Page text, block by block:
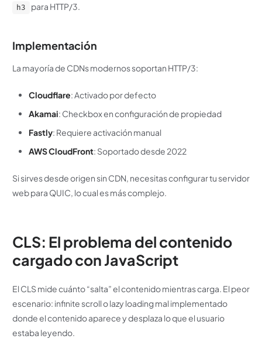
h3 para HTTP/3.
Implementación
La mayoría de CDNs modernos soportan HTTP/3:
Cloudflare: Activado por defecto
Akamai: Checkbox en configuración de propiedad
Fastly: Requiere activación manual
AWS CloudFront: Soportado desde 2022
Si sirves desde origen sin CDN, necesitas configurar tu servidor
web para QUIC, lo cual es más complejo.
CLS: El problema del contenido
cargado con JavaScript
El CLS mide cuánto “salta” el contenido mientras carga. El peor
escenario: infinite scroll o lazy loading mal implementado
donde el contenido aparece y desplaza lo que el usuario
estaba leyendo.